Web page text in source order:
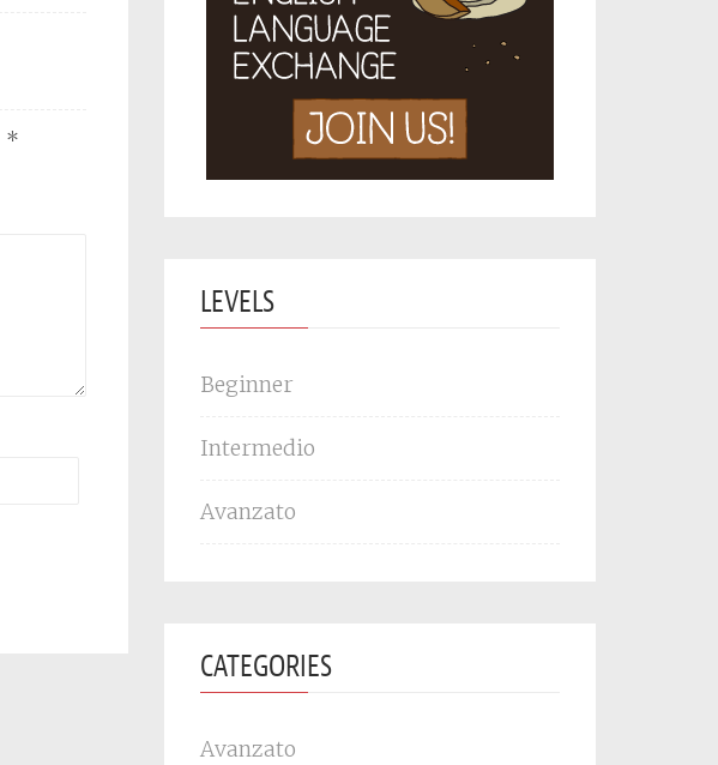
*
LEVELS
Beginner
Intermedio
Avanzato
CATEGORIES
Avanzato